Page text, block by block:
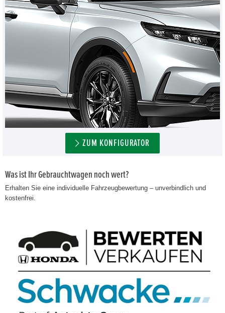
ZUM KONFIGURATOR
Was ist Ihr Gebrauchtwagen noch wert?
Erhalten Sie eine individuelle Fahrzeugbewertung – unverbindlich und
kostenfrei.